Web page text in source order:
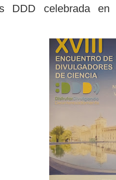
DDD celebrada